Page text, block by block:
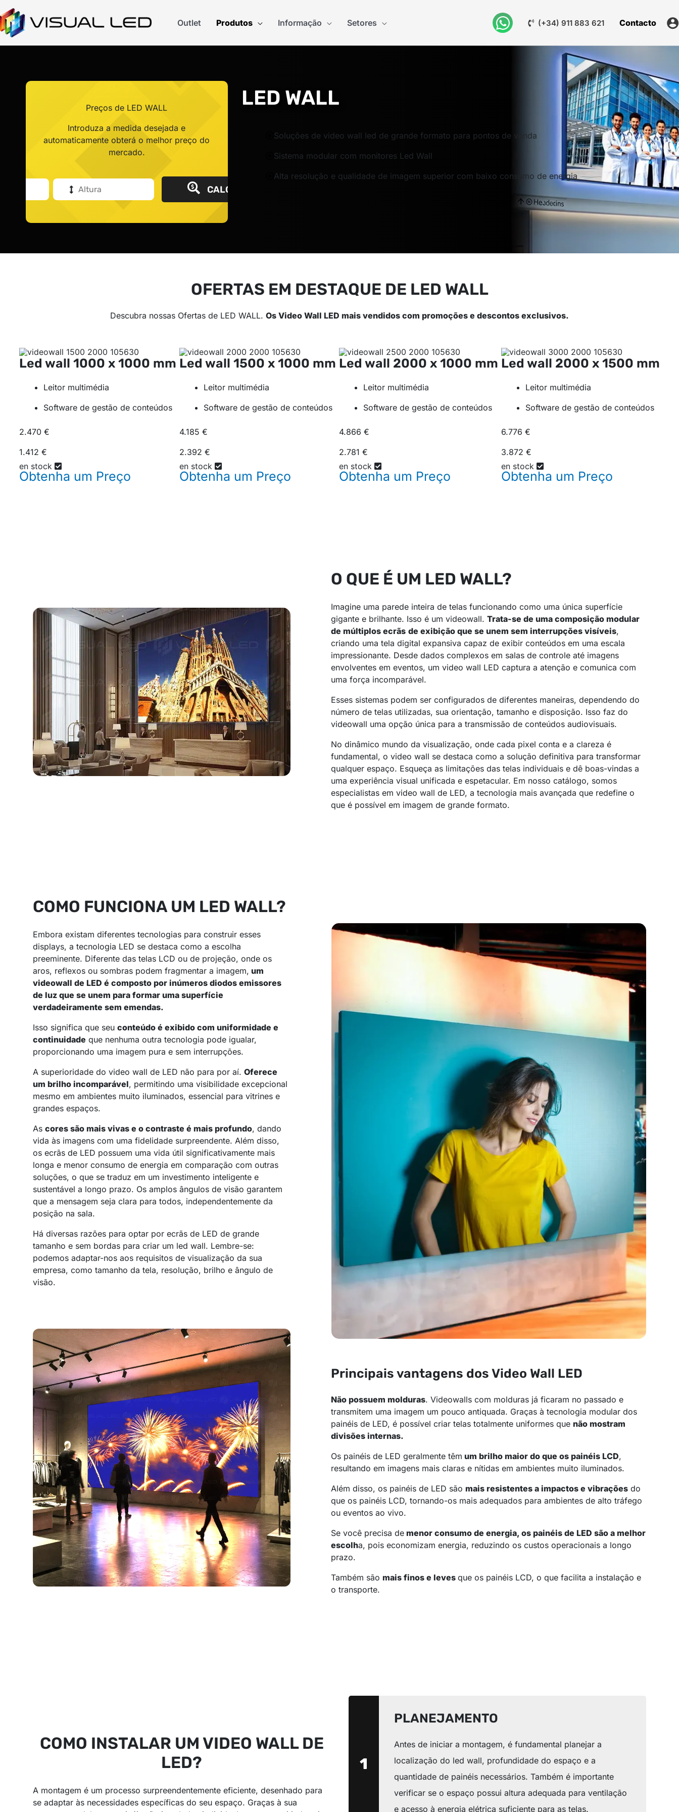
Outlet Produtos Informação Setores (+34) 911 883 621 Contacto
Preços de LED WALL
Introduza a medida desejada e
automaticamente obterá o melhor preço do
mercado.
CALCULA PREÇO
LED WALL
Soluções de video wall led de grande formato para pontos de venda
Sistema modular com monitores Led Wall
Alta resolução e qualidade de imagem superior com baixo consumo de energia
OFERTAS EM DESTAQUE DE LED WALL
Descubra nossas Ofertas de LED WALL. Os Video Wall LED mais vendidos com promoções e descontos exclusivos.
Led wall 1000 x 1000 mm
Leitor multimédia
Software de gestão de conteúdos
2.470 €
1.412 €
en stock
Obtenha um Preço
Led wall 1500 x 1000 mm
Leitor multimédia
Software de gestão de conteúdos
4.185 €
2.392 €
en stock
Obtenha um Preço
Led wall 2000 x 1000 mm
Leitor multimédia
Software de gestão de conteúdos
4.866 €
2.781 €
en stock
Obtenha um Preço
Led wall 2000 x 1500 mm
Leitor multimédia
Software de gestão de conteúdos
6.776 €
3.872 €
en stock
Obtenha um Preço
O QUE É UM LED WALL?
Imagine uma parede inteira de telas funcionando como uma única superfície
gigante e brilhante. Isso é um videowall.Trata-se de uma composição modular
de múltiplos ecrãs de exibição que se unem sem interrupções visíveis,
criando uma tela digital expansiva capaz de exibir conteúdos em uma escala
impressionante. Desde dados complexos em salas de controle até imagens
envolventes em eventos, um video wall LED captura a atenção e comunica com
uma força incomparável.
Esses sistemas podem ser configurados de diferentes maneiras, dependendo do
número de telas utilizadas, sua orientação, tamanho e disposição. Isso faz do
videowall uma opção única para a transmissão de conteúdos audiovisuais.
No dinâmico mundo da visualização, onde cada pixel conta e a clareza é
fundamental, o video wall se destaca como a solução definitiva para transformar
qualquer espaço. Esqueça as limitações das telas individuais e dê boas-vindas a
uma experiência visual unificada e espetacular. Em nosso catálogo, somos
especialistas em video wall de LED, a tecnologia mais avançada que redefine o
que é possível em imagem de grande formato.
COMO FUNCIONA UM LED WALL?
Embora existam diferentes tecnologias para construir esses
displays, a tecnologia LED se destaca como a escolha
preeminente. Diferente das telas LCD ou de projeção, onde os
aros, reflexos ou sombras podem fragmentar a imagem, um
videowall de LED é composto por inúmeros diodos emissores
de luz que se unem para formar uma superfície
verdadeiramente sem emendas.
Isso significa que seuconteúdo é exibido com uniformidade e
continuidade que nenhuma outra tecnologia pode igualar,
proporcionando uma imagem pura e sem interrupções.
A superioridade do video wall de LED não para por aí.Oferece
um brilho incomparável, permitindo uma visibilidade excepcional
mesmo em ambientes muito iluminados, essencial para vitrines e
grandes espaços.
Ascores são mais vivas e o contraste é mais profundo, dando
vida às imagens com uma fidelidade surpreendente. Além disso,
os ecrãs de LED possuem uma vida útil significativamente mais
longa e menor consumo de energia em comparação com outras
soluções, o que se traduz em um investimento inteligente e
sustentável a longo prazo. Os amplos ângulos de visão garantem
que a mensagem seja clara para todos, independentemente da
posição na sala.
Há diversas razões para optar por ecrãs de LED de grande
tamanho e sem bordas para criar um led wall. Lembre-se:
podemos adaptar-nos aos requisitos de visualização da sua
empresa, como tamanho da tela, resolução, brilho e ângulo de
visão.
Principais vantagens dos Video Wall LED
Não possuem molduras. Videowalls com molduras já ficaram no passado e
transmitem uma imagem um pouco antiquada. Graças à tecnologia modular dos
painéis de LED, é possível criar telas totalmente uniformes que não mostram
divisões internas.
Os painéis de LED geralmente têm um brilho maior do que os painéis LCD,
resultando em imagens mais claras e nítidas em ambientes muito iluminados.
Além disso, os painéis de LED são mais resistentes a impactos e vibrações do
que os painéis LCD, tornando-os mais adequados para ambientes de alto tráfego
ou eventos ao vivo.
Se você precisa de menor consumo de energia, os painéis de LED são a melhor
escolha, pois economizam energia, reduzindo os custos operacionais a longo
prazo.
Também são mais finos e levesque os painéis LCD, o que facilita a instalação e
o transporte.
COMO INSTALAR UM VIDEO WALL DE
LED?
A montagem é um processo surpreendentemente eficiente, desenhado para
se adaptar às necessidades específicas do seu espaço. Graças à sua
1
PLANEJAMENTO
Antes de iniciar a montagem, é fundamental planejar a
localização do led wall, profundidade do espaço e a
quantidade de painéis necessários. Também é importante
verificar se o espaço possui altura adequada para ventilação
e acesso à energia elétrica suficiente para as telas.